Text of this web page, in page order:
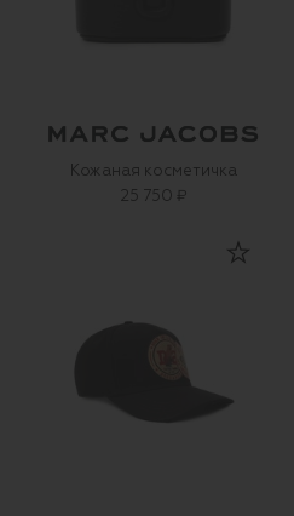
Кожаная косметичка
25 750 ₽